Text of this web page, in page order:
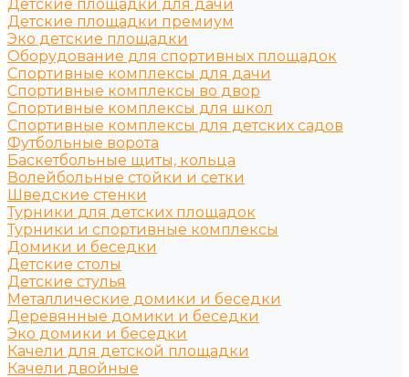
Детские площадки для дачи
Детские площадки премиум
Эко детские площадки
Оборудование для спортивных площадок
Спортивные комплексы для дачи
Спортивные комплексы во двор
Спортивные комплексы для школ
Спортивные комплексы для детских садов
Футбольные ворота
Баскетбольные щиты, кольца
Волейбольные стойки и сетки
Шведские стенки
Турники для детских площадок
Турники и спортивные комплексы
Домики и беседки
Детские столы
Детские стулья
Металлические домики и беседки
Деревянные домики и беседки
Эко домики и беседки
Качели для детской площадки
Качели двойные